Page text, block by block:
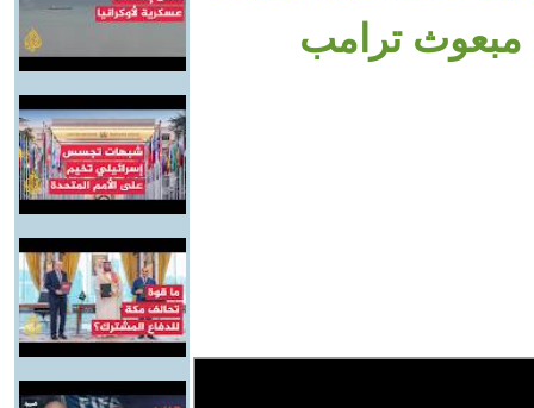
مبعوث ترامب